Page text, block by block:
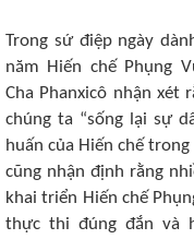
Trong sứ điệp ngày
năm Hiến chế Phụng
Cha Phanxicô nhận xét
chúng ta “sống lại sự
huấn của Hiến chế
cũng nhận định rằng
khai triển Hiến chế
thực thi đúng đắn và